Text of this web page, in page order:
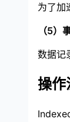
为了加
（5）
数据记
操作